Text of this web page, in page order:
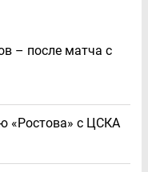
– после матча с
«Ростова» с ЦСКА